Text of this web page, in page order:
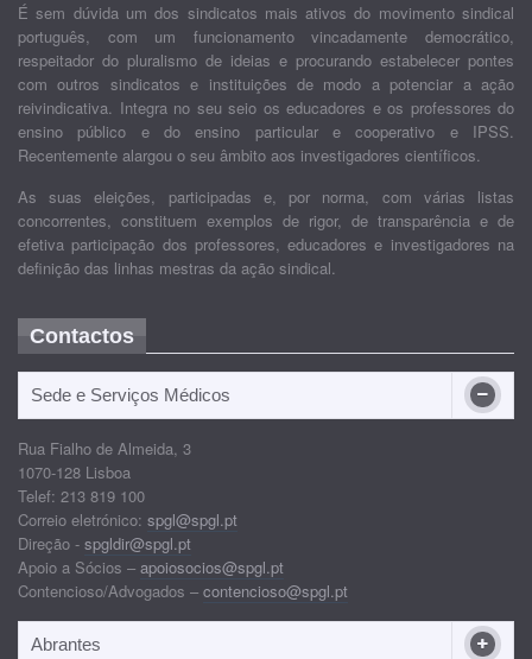
É sem dúvida um dos sindicatos mais ativos do movimento sindical
português, com um funcionamento vincadamente democrático,
respeitador do pluralismo de ideias e procurando estabelecer pontes
com outros sindicatos e instituições de modo a potenciar a ação
reivindicativa. Integra no seu seio os educadores e os professores do
ensino público e do ensino particular e cooperativo e IPSS.
Recentemente alargou o seu âmbito aos investigadores científicos.
As suas eleições, participadas e, por norma, com várias listas
concorrentes, constituem exemplos de rigor, de transparência e de
efetiva participação dos professores, educadores e investigadores na
definição das linhas mestras da ação sindical.
Contactos
Sede e Serviços Médicos
Rua Fialho de Almeida, 3
1070-128 Lisboa
Telef: 213 819 100
Correio eletrónico: spgl@spgl.pt
Direção - spgldir@spgl.pt
Apoio a Sócios – apoiosocios@spgl.pt
Contencioso/Advogados – contencioso@spgl.pt
Abrantes